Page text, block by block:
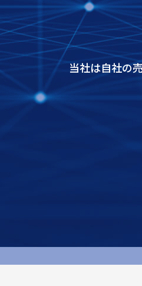
当社は自社の